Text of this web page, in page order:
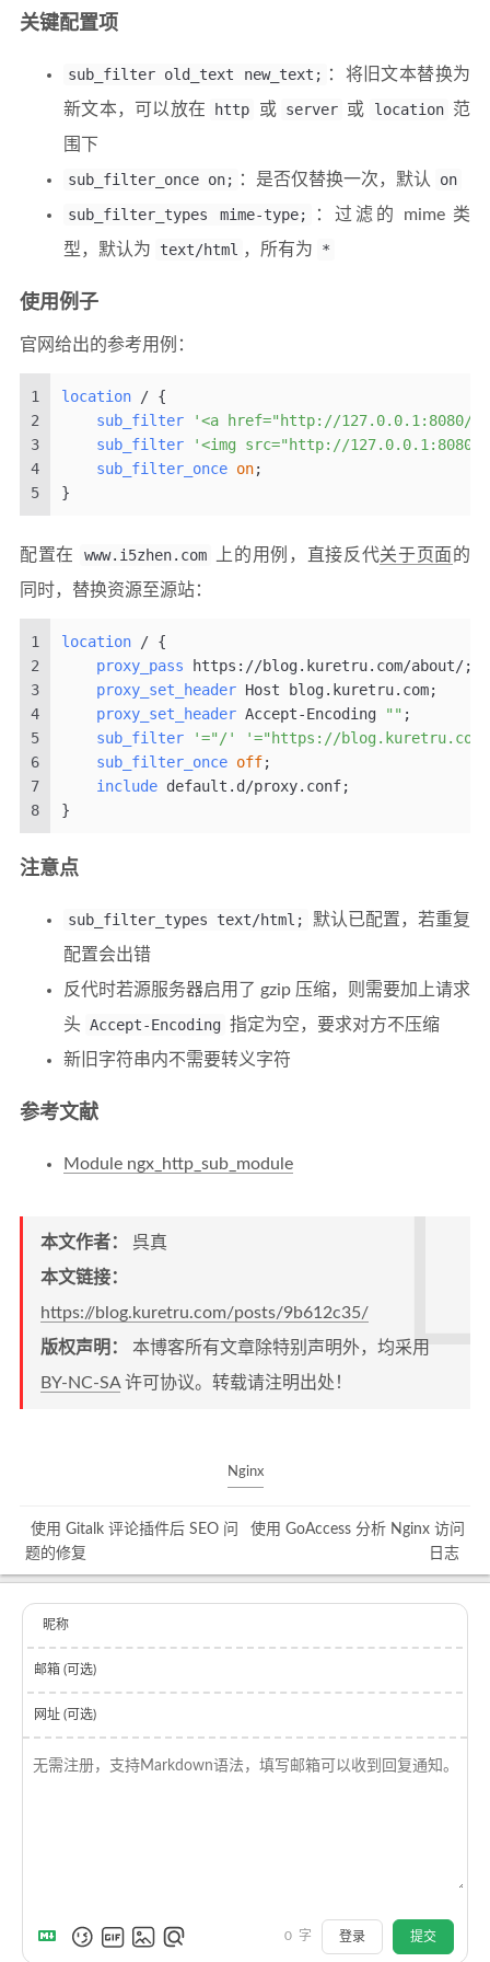
关键配置项
sub_filter old_text new_text; ：将旧文本替换为
新文本，可以放在
http 或 server 或 location 范
围下
sub_filter_once on; ：是否仅替换一次，默认
on
sub_filter_types mime-type;
：过滤的 mime 类
型，默认为
text/html ，所有为 *
使用例子
官网给出的参考用例：
1
2
3
4
5
location / {
sub_filter
'<a href="http://127.0.0.1:8080/'
sub_filter
'<img src="http://127.0.0.1:8080/'
sub_filter_once on;
}
配置在 www.i5zhen.com 上的用例，直接反代关于页面 的
同时，替换资源至源站：
1
2
3
4
5
6
7
8
location / {
proxy_pass https://blog.kuretru.com/about/;
proxy_set_header Host blog.kuretru.com;
proxy_set_header Accept-Encoding "" ;
sub_filter
'="/'
'="https://
sub_filter_once off;
include default.d/proxy.conf;
}
注意点
sub_filter_types text/html;
默认已配置，若重复
配置会出错
反代时若源服务器启用了 gzip 压缩，则需要加上请求
头 Accept-Encoding 指定为空，要求对方不压缩
新旧字符串内不需要转义字符
参考文献
Module ngx_http_sub_module
本文作者： 呉真
本文链接：
https://blog.kuretru.com/posts/9b612c35/
版权声明： 本博客所有文章除特别声明外，均采用
BY-NC-SA许可协议。转载请注明出处！
Nginx
使用 Gitalk 评论插件后 SEO 问
题的修复
使用 GoAccess 分析 Nginx 访问
日志
昵称
邮箱 (可选)
网址 (可选)
0 字 登录 提交